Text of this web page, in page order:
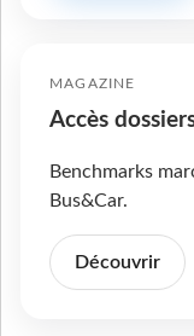
MAGAZINE
Accès
Benchmarks
Bus&Car.
Découvrir